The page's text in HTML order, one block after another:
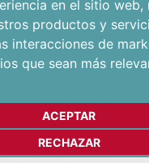
en el sitio web,
productos y
interacciones de
que sean más
ACEPTAR
RECHAZAR